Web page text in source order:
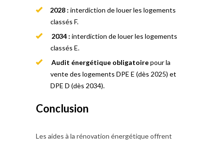
2028 : interdiction de louer les logements
classés F.
2034 : interdiction de louer les logements
classés E.
Audit énergétique obligatoirepour la
vente des logements DPE E (dès 2025) et
DPE D (dès 2034).
Conclusion
Les aides à la rénovation énergétique offrent